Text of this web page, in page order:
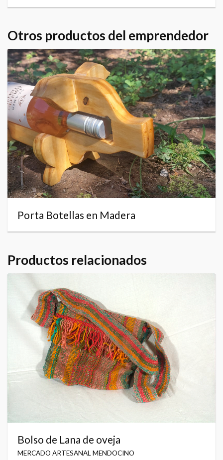
Otros productos del emprendedor
Porta Botellas en Madera
Productos relacionados
Bolso de Lana de oveja
MERCADO ARTESANAL MENDOCINO